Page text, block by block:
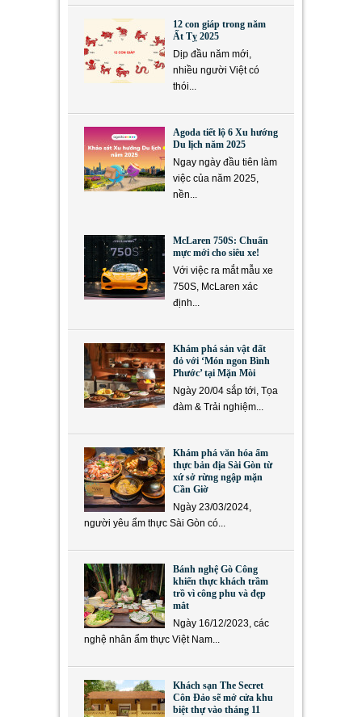
12 con giáp trong năm
Ất Tỵ 2025
Dịp đầu năm mới,
nhiều người Việt có
thói...
Agoda tiết lộ 6 Xu hướng
Du lịch năm 2025
Ngay ngày đầu tiên làm
việc của năm 2025,
nền...
McLaren 750S: Chuẩn
mực mới cho siêu xe!
Với việc ra mắt mẫu xe
750S, McLaren xác
định...
Khám phá sản vật đất
đỏ với ‘Món ngon Bình
Phước’ tại Mặn Mòi
Ngày 20/04 sắp tới, Tọa
đàm & Trải nghiệm...
Khám phá văn hóa ẩm
thực bản địa Sài Gòn từ
xứ sở rừng ngập mặn
Cần Giờ
Ngày 23/03/2024,
người yêu ẩm thực Sài Gòn có...
Bánh nghệ Gò Công
khiến thực khách trầm
trồ vì công phu và đẹp
mắt
Ngày 16/12/2023, các
nghệ nhân ẩm thực Việt Nam...
Khách sạn The Secret
Côn Đảo sẽ mở cửa khu
biệt thự vào tháng 11